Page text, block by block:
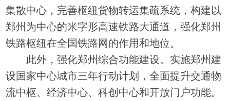
集散中心，完善枢纽货物转运集疏系统，构建以
郑州为中心的米字形高速铁路大通道，强化郑州
铁路枢纽在全国铁路网的作用和地位。
此外，强化郑州综合功能建设。实施郑州建
设国家中心城市三年行动计划，全面提升交通物
流中枢、经济中心、科创中心和开放门户功能。